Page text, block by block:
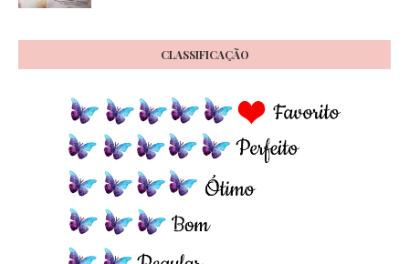
CLASSIFICAÇÃO